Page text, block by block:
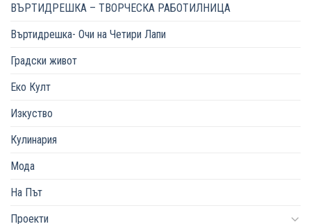
ВЪРТИДРЕШКА – ТВОРЧЕСКА РАБОТИЛНИЦА
Въртидрешка- Очи на Четири Лапи
Градски живот
Еко Култ
Изкуство
Кулинария
Мода
На Път
Проекти